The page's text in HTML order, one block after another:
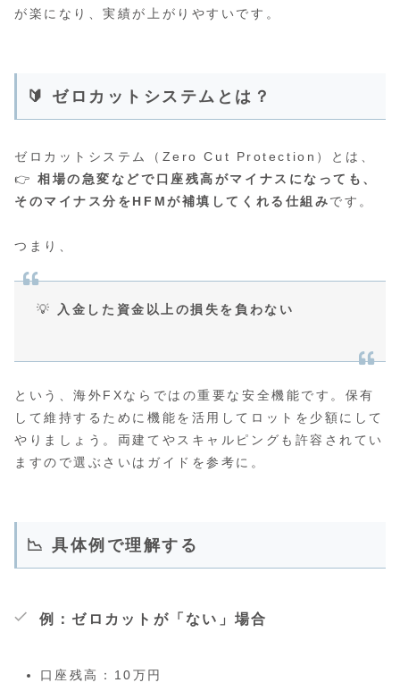
が楽になり、実績が上がりやすいです。
🔰 ゼロカットシステムとは？
ゼロカットシステム（Zero Cut Protection）とは、
👉相場の急変などで口座残高がマイナスになっても、
そのマイナス分をHFMが補填してくれる仕組みです。
つまり、
💡 入金した資金以上の損失を負わない
という、海外FXならではの重要な安全機能です。保有
して維持するために機能を活用してロットを少額にして
やりましょう。両建てやスキャルピングも許容されてい
ますので選ぶさいはガイドを参考に。
📉 具体例で理解する
例：ゼロカットが「ない」場合
口座残高：10万円